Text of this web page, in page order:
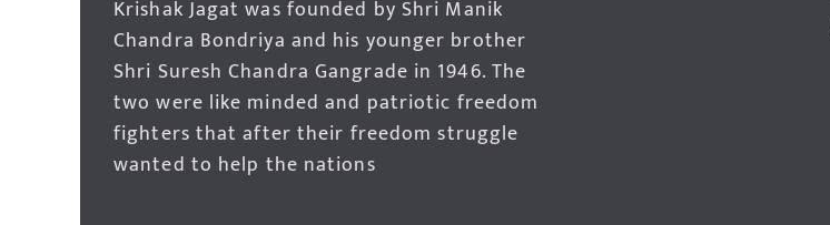
Krishak Jagat was founded by Shri Manik
Chandra Bondriya and his younger brother
Shri Suresh Chandra Gangrade in 1946. The
two were like minded and patriotic freedom
fighters that after their freedom struggle
wanted to help the nations